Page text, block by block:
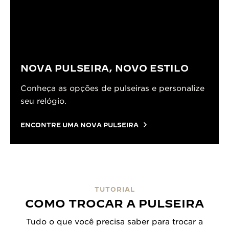
NOVA PULSEIRA, NOVO ESTILO
Conheça as opções de pulseiras e personalize
seu relógio.
ENCONTRE UMA NOVA PULSEIRA
TUTORIAL
COMO TROCAR A PULSEIRA
Tudo o que você precisa saber para trocar a